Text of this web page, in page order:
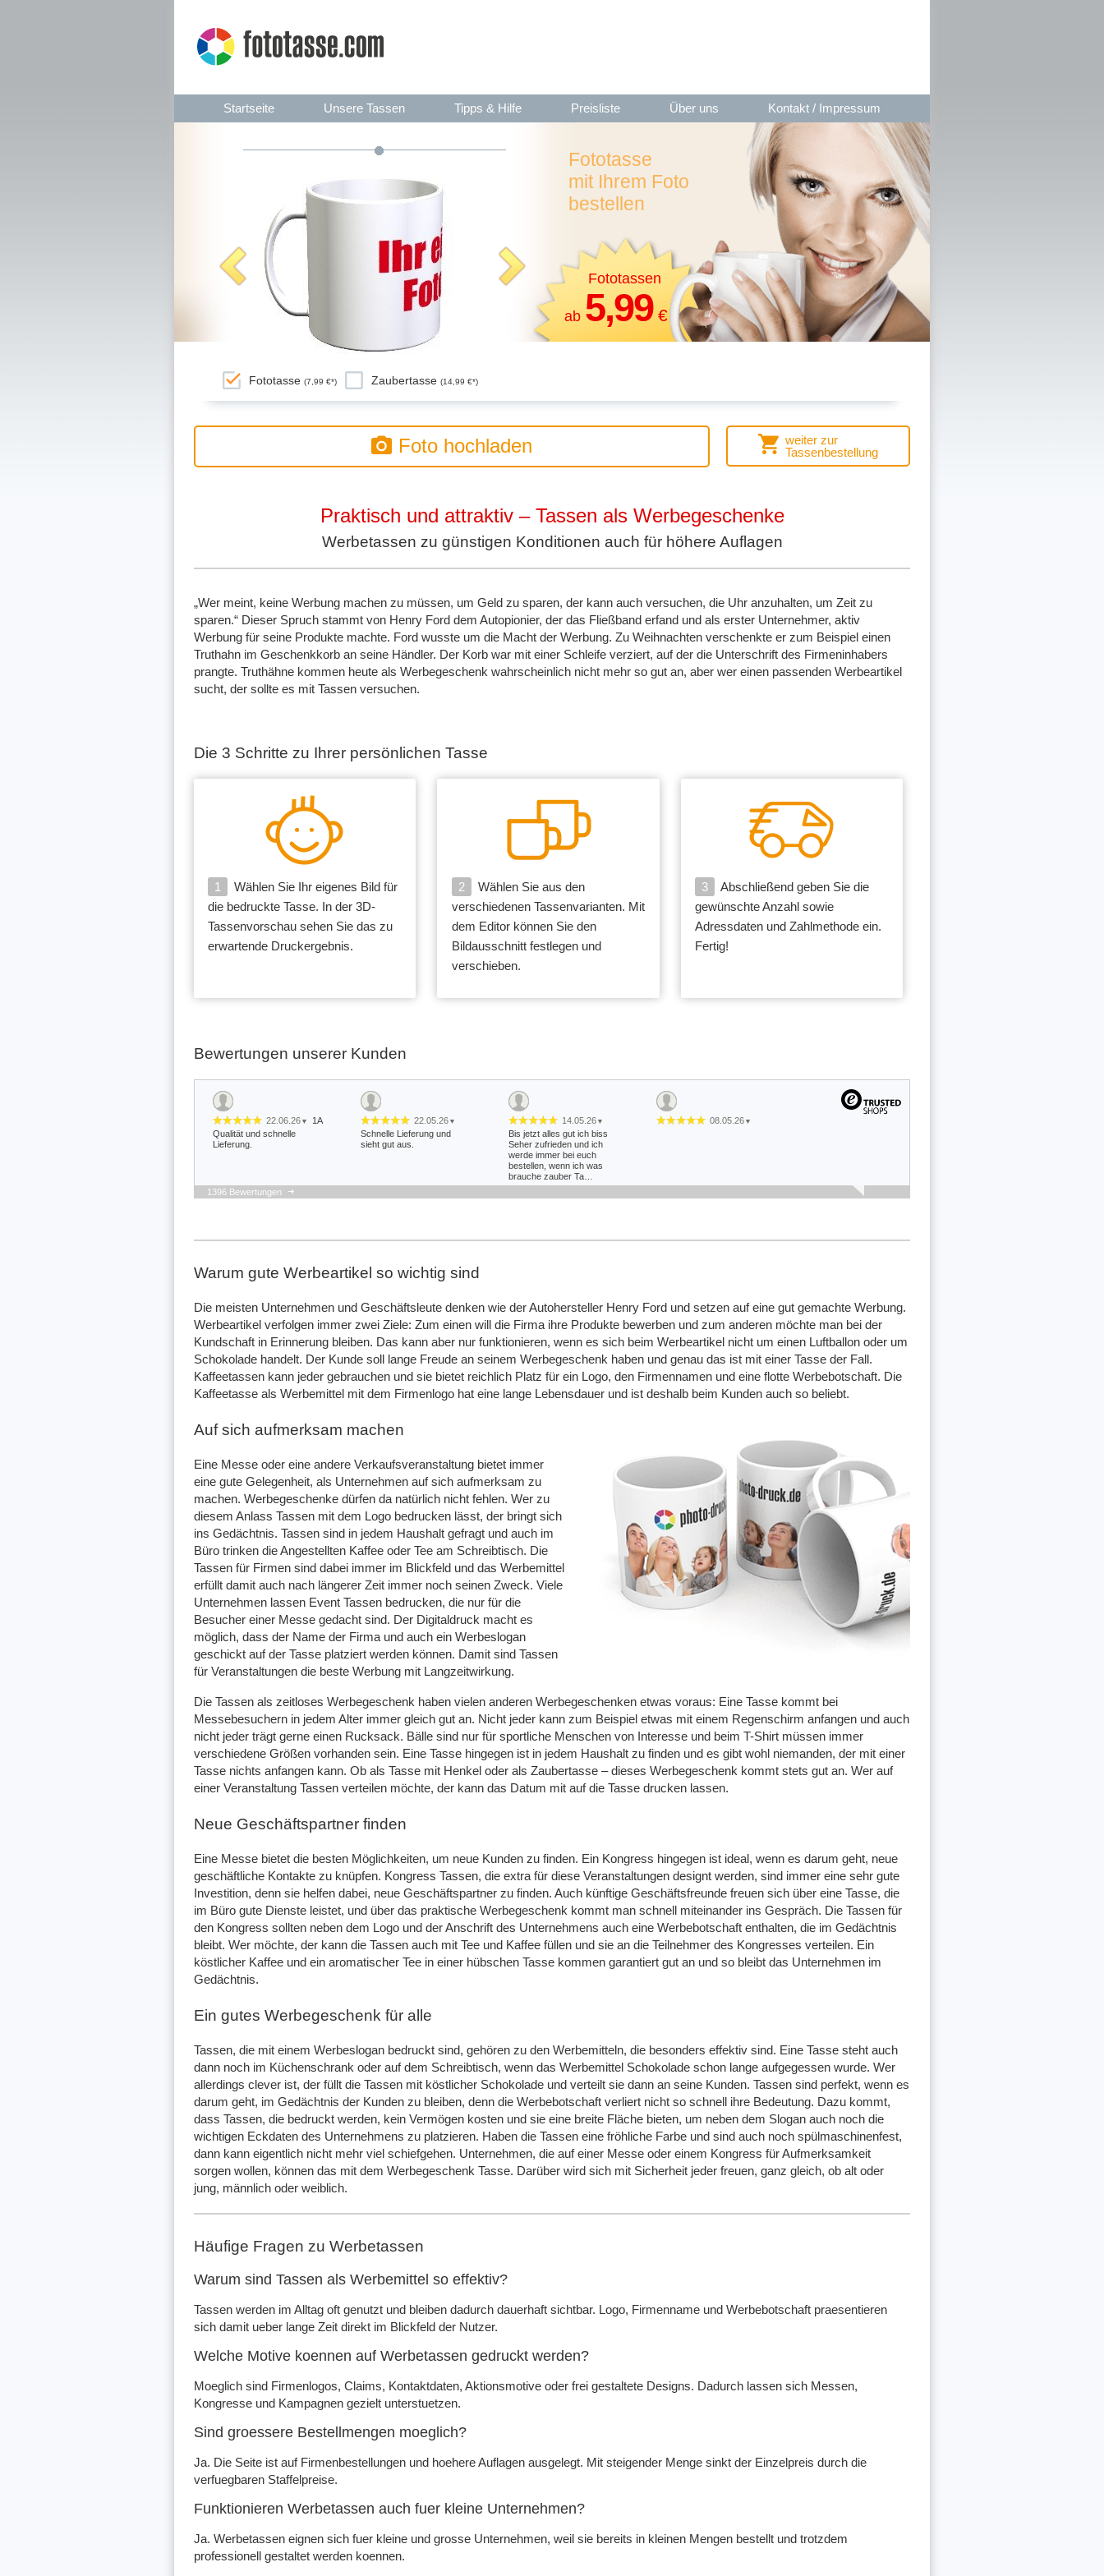
Startseite Unsere Tassen Tipps & Hilfe Preisliste Über uns Kontakt / Impressum
Fototasse
mit Ihrem Foto
bestellen
Fototassen
ab 5,99€
Fototasse (7,99 €*) Zaubertasse (14,99 €*)
Foto hochladen
weiter zur
Tassenbestellung
Praktisch und attraktiv – Tassen als Werbegeschenke
Werbetassen zu günstigen Konditionen auch für höhere Auflagen
„Wer meint, keine Werbung machen zu müssen, um Geld zu sparen, der kann auch versuchen, die Uhr anzuhalten, um Zeit zu
sparen.“ Dieser Spruch stammt von Henry Ford dem Autopionier, der das Fließband erfand und als erster Unternehmer, aktiv
Werbung für seine Produkte machte. Ford wusste um die Macht der Werbung. Zu Weihnachten verschenkte er zum Beispiel einen
Truthahn im Geschenkkorb an seine Händler. Der Korb war mit einer Schleife verziert, auf der die Unterschrift des Firmeninhabers
prangte. Truthähne kommen heute als Werbegeschenk wahrscheinlich nicht mehr so gut an, aber wer einen passenden Werbeartikel
sucht, der sollte es mit Tassen versuchen.
Die 3 Schritte zu Ihrer persönlichen Tasse
1
Wählen Sie Ihr eigenes Bild für
die bedruckte Tasse. In der 3D-
Tassenvorschau sehen Sie das zu
erwartende Druckergebnis.
2
Wählen Sie aus den
verschiedenen Tassenvarianten. Mit
dem Editor können Sie den
Bildausschnitt festlegen und
verschieben.
3
Abschließend geben Sie die
gewünschte Anzahl sowie
Adressdaten und Zahlmethode ein.
Fertig!
Bewertungen unserer Kunden
22.06.26 ▼
1A
Qualität und schnelle
Lieferung.
22.05.26 ▼
Schnelle Lieferung und
sieht gut aus.
14.05.26 ▼
Bis jetzt alles gut ich biss
Seher zufrieden und ich
werde immer bei euch
bestellen, wenn ich was
brauche zauber Ta…
08.05.26 ▼
Info über die Fertigstellung
Tassen kamen …
Bewegung gesetzt um kurz
von 5 Sternen
Bearbeitung und Versand.
guter Qualität. Gerne
05.09.25▼
1396 Bewertungen
Warum gute Werbeartikel so wichtig sind
Die meisten Unternehmen und Geschäftsleute denken wie der Autohersteller Henry Ford und setzen auf eine gut gemachte Werbung.
Werbeartikel verfolgen immer zwei Ziele: Zum einen will die Firma ihre Produkte bewerben und zum anderen möchte man bei der
Kundschaft in Erinnerung bleiben. Das kann aber nur funktionieren, wenn es sich beim Werbeartikel nicht um einen Luftballon oder um
Schokolade handelt. Der Kunde soll lange Freude an seinem Werbegeschenk haben und genau das ist mit einer Tasse der Fall.
Kaffeetassen kann jeder gebrauchen und sie bietet reichlich Platz für ein Logo, den Firmennamen und eine flotte Werbebotschaft. Die
Kaffeetasse als Werbemittel mit dem Firmenlogo hat eine lange Lebensdauer und ist deshalb beim Kunden auch so beliebt.
Auf sich aufmerksam machen
Eine Messe oder eine andere Verkaufsveranstaltung bietet immer
eine gute Gelegenheit, als Unternehmen auf sich aufmerksam zu
machen. Werbegeschenke dürfen da natürlich nicht fehlen. Wer zu
diesem Anlass Tassen mit dem Logo bedrucken lässt, der bringt sich
ins Gedächtnis. Tassen sind in jedem Haushalt gefragt und auch im
Büro trinken die Angestellten Kaffee oder Tee am Schreibtisch. Die
Tassen für Firmen sind dabei immer im Blickfeld und das Werbemittel
erfüllt damit auch nach längerer Zeit immer noch seinen Zweck. Viele
Unternehmen lassen Event Tassen bedrucken, die nur für die
Besucher einer Messe gedacht sind. Der Digitaldruck macht es
möglich, dass der Name der Firma und auch ein Werbeslogan
geschickt auf der Tasse platziert werden können. Damit sind Tassen
für Veranstaltungen die beste Werbung mit Langzeitwirkung.
Die Tassen als zeitloses Werbegeschenk haben vielen anderen Werbegeschenken etwas voraus: Eine Tasse kommt bei
Messebesuchern in jedem Alter immer gleich gut an. Nicht jeder kann zum Beispiel etwas mit einem Regenschirm anfangen und auch
nicht jeder trägt gerne einen Rucksack. Bälle sind nur für sportliche Menschen von Interesse und beim T-Shirt müssen immer
verschiedene Größen vorhanden sein. Eine Tasse hingegen ist in jedem Haushalt zu finden und es gibt wohl niemanden, der mit einer
Tasse nichts anfangen kann. Ob als Tasse mit Henkel oder als Zaubertasse – dieses Werbegeschenk kommt stets gut an. Wer auf
einer Veranstaltung Tassen verteilen möchte, der kann das Datum mit auf die Tasse drucken lassen.
Neue Geschäftspartner finden
Eine Messe bietet die besten Möglichkeiten, um neue Kunden zu finden. Ein Kongress hingegen ist ideal, wenn es darum geht, neue
geschäftliche Kontakte zu knüpfen. Kongress Tassen, die extra für diese Veranstaltungen designt werden, sind immer eine sehr gute
Investition, denn sie helfen dabei, neue Geschäftspartner zu finden. Auch künftige Geschäftsfreunde freuen sich über eine Tasse, die
im Büro gute Dienste leistet, und über das praktische Werbegeschenk kommt man schnell miteinander ins Gespräch. Die Tassen für
den Kongress sollten neben dem Logo und der Anschrift des Unternehmens auch eine Werbebotschaft enthalten, die im Gedächtnis
bleibt. Wer möchte, der kann die Tassen auch mit Tee und Kaffee füllen und sie an die Teilnehmer des Kongresses verteilen. Ein
köstlicher Kaffee und ein aromatischer Tee in einer hübschen Tasse kommen garantiert gut an und so bleibt das Unternehmen im
Gedächtnis.
Ein gutes Werbegeschenk für alle
Tassen, die mit einem Werbeslogan bedruckt sind, gehören zu den Werbemitteln, die besonders effektiv sind. Eine Tasse steht auch
dann noch im Küchenschrank oder auf dem Schreibtisch, wenn das Werbemittel Schokolade schon lange aufgegessen wurde. Wer
allerdings clever ist, der füllt die Tassen mit köstlicher Schokolade und verteilt sie dann an seine Kunden. Tassen sind perfekt, wenn es
darum geht, im Gedächtnis der Kunden zu bleiben, denn die Werbebotschaft verliert nicht so schnell ihre Bedeutung. Dazu kommt,
dass Tassen, die bedruckt werden, kein Vermögen kosten und sie eine breite Fläche bieten, um neben dem Slogan auch noch die
wichtigen Eckdaten des Unternehmens zu platzieren. Haben die Tassen eine fröhliche Farbe und sind auch noch spülmaschinenfest,
dann kann eigentlich nicht mehr viel schiefgehen. Unternehmen, die auf einer Messe oder einem Kongress für Aufmerksamkeit
sorgen wollen, können das mit dem Werbegeschenk Tasse. Darüber wird sich mit Sicherheit jeder freuen, ganz gleich, ob alt oder
jung, männlich oder weiblich.
Häufige Fragen zu Werbetassen
Warum sind Tassen als Werbemittel so effektiv?
Tassen werden im Alltag oft genutzt und bleiben dadurch dauerhaft sichtbar. Logo, Firmenname und Werbebotschaft praesentieren
sich damit ueber lange Zeit direkt im Blickfeld der Nutzer.
Welche Motive koennen auf Werbetassen gedruckt werden?
Moeglich sind Firmenlogos, Claims, Kontaktdaten, Aktionsmotive oder frei gestaltete Designs. Dadurch lassen sich Messen,
Kongresse und Kampagnen gezielt unterstuetzen.
Sind groessere Bestellmengen moeglich?
Ja. Die Seite ist auf Firmenbestellungen und hoehere Auflagen ausgelegt. Mit steigender Menge sinkt der Einzelpreis durch die
verfuegbaren Staffelpreise.
Funktionieren Werbetassen auch fuer kleine Unternehmen?
Ja. Werbetassen eignen sich fuer kleine und grosse Unternehmen, weil sie bereits in kleinen Mengen bestellt und trotzdem
professionell gestaltet werden koennen.